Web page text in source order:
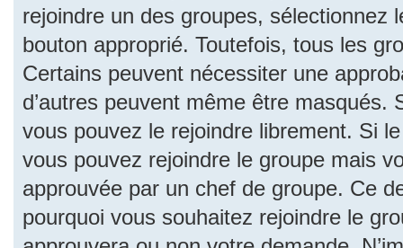
rejoindre un des groupes, sélectionnez
bouton approprié. Toutefois, tous les
Certains peuvent nécessiter une
d’autres peuvent même être
vous pouvez le rejoindre librement. Si
vous pouvez rejoindre le groupe mais
approuvée par un chef de groupe. Ce
pourquoi vous souhaitez rejoindre le